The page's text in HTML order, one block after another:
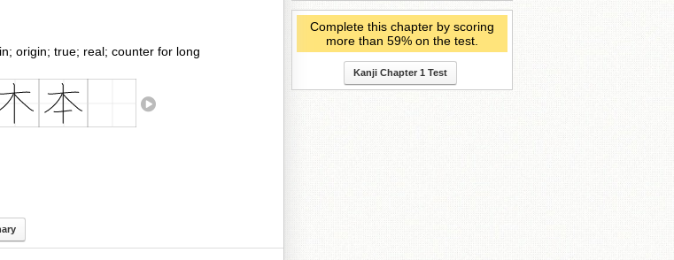
origin; true; real; counter for long
Complete this chapter by scoring
more than 59% on the test.
Kanji Chapter 1 Test